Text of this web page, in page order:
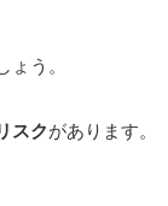
う。
スクがあります。